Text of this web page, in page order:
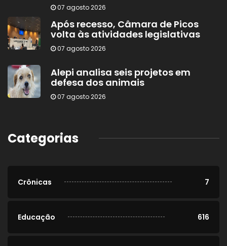
07 agosto 2026
Após recesso, Câmara de Picos
volta às atividades legislativas
07 agosto 2026
Alepi analisa seis projetos em
defesa dos animais
07 agosto 2026
Categorias
Crônicas 7
Educação 616